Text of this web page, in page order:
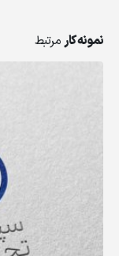
نمونه کارمرتبط